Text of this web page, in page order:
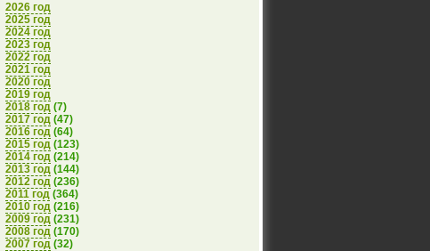
2026 год
2025 год
2024 год
2023 год
2022 год
2021 год
2020 год
2019 год
2018 год (7)
2017 год (47)
2016 год (64)
2015 год (123)
2014 год (214)
2013 год (144)
2012 год (236)
2011 год (364)
2010 год (216)
2009 год (231)
2008 год (170)
2007 год (32)